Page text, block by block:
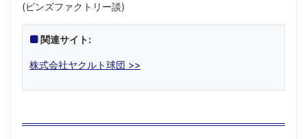
(ピンズファクトリー談)
関連サイト:
株式会社ヤクルト球団 >>